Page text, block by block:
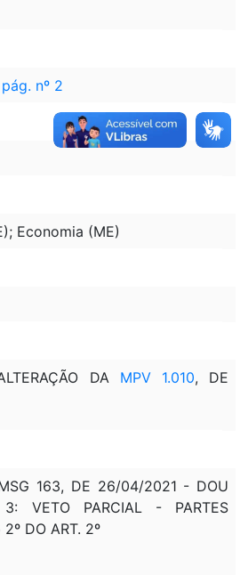
nº 2
Economia (ME)
DA MPV 1.010, DE
163, DE 26/04/2021 - DOU
VETO PARCIAL - PARTES
DO ART. 2º